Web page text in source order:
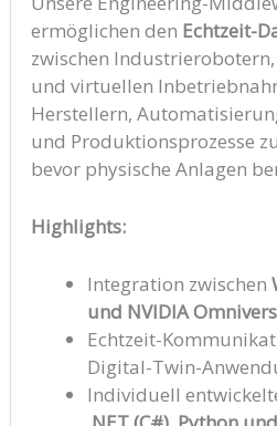
ermöglichen den Echtzeit-
zwischen Industrierobotern,
und virtuellen
Herstellern,
und Produktionsprozesse
bevor physische Anlagen
Highlights:
Integration zwischen
und NVIDIA
Echtzeit-
Digital-Twin-
Individuell